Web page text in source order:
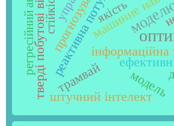
інформаційна
модель
тверді побутові відходи штучний інтелект
трамвай
стійкість
регресійний аналіз якість